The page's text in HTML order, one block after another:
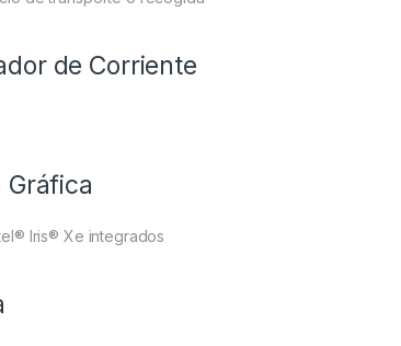
de Corriente
Gráfica
Iris® Xe integrados